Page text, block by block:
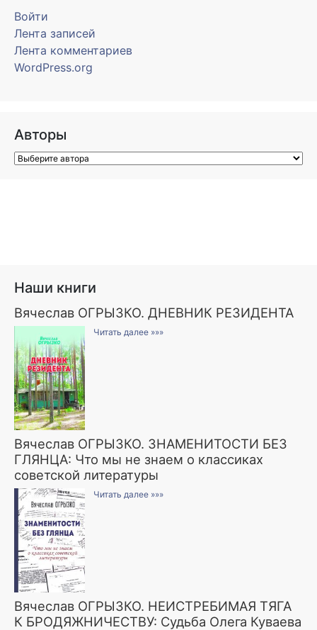
Войти
Лента записей
Лента комментариев
WordPress.org
Авторы
Наши книги
Вячеслав ОГРЫЗКО. ДНЕВНИК РЕЗИДЕНТА
Читать далее »»»
Вячеслав ОГРЫЗКО. ЗНАМЕНИТОСТИ БЕЗ
ГЛЯНЦА: Что мы не знаем о классиках
советской литературы
Читать далее »»»
Вячеслав ОГРЫЗКО. НЕИСТРЕБИМАЯ ТЯГА
К БРОДЯЖНИЧЕСТВУ: Судьба Олега Куваева